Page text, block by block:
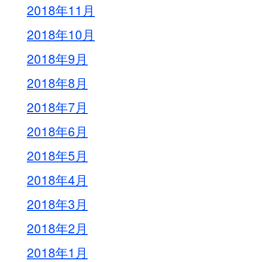
2018年11月
2018年10月
2018年9月
2018年8月
2018年7月
2018年6月
2018年5月
2018年4月
2018年3月
2018年2月
2018年1月